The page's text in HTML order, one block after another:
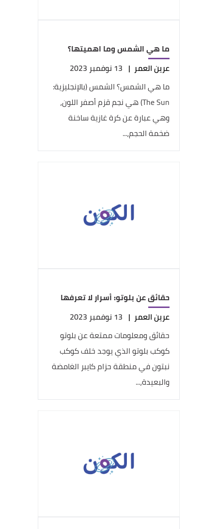
ما هي الشمس وما اهميتها؟
عرين العمر | 13 نوفمبر 2023
ما هي الشمس؟ الشمس (بالإنجليزية:
The Sun) هي نجم قزم أصفر اللون،
وهي عبارة عن كرة غازية ساخنة
ضخمة الحجم،...
حقائق عن بلوتو: أسرار لا تعرفها
عرين العمر | 13 نوفمبر 2023
حقائق ومعلومات ممتعة عن بلوتو
كوكب بلوتو الذي يوجد خلف كوكب
نبتون في منطقة حزام كايبر الغامضة
والبعيدة،...